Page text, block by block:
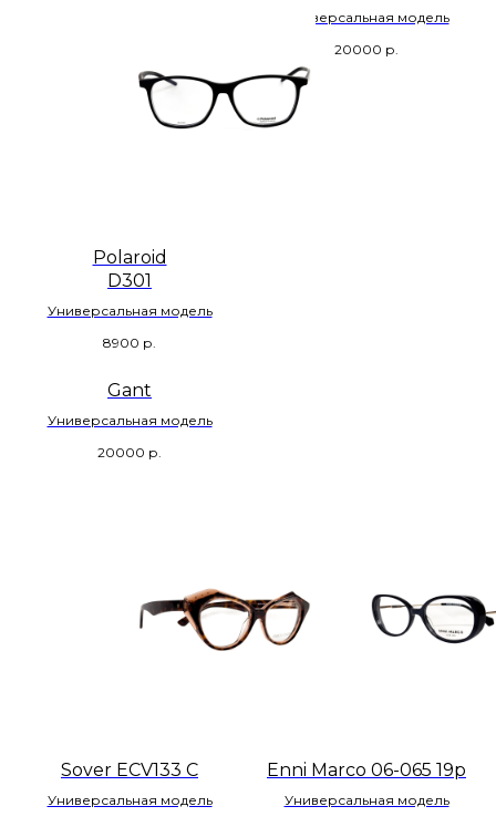
Polaroid
D301
Универсальная модель
8900 р.
Универсальная модель
20000 р.
Gant
Универсальная модель
20000 р.
Sover ECV133 C
Универсальная модель
Enni Marco 06-065 19р
Универсальная модель